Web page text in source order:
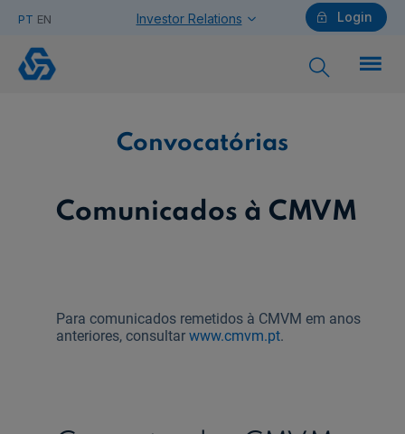
PT EN Login
Investor Relations
Convocatórias
Convocatórias
Comunicados à CMVM
Para comunicados remetidos à CMVM em anos
anteriores, consultarwww.cmvm.pt.